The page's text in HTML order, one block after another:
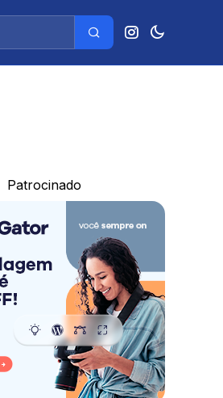
Patrocinado